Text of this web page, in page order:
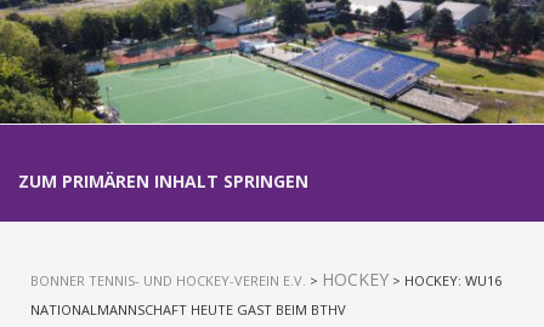
1 2 3
ZUM PRIMÄREN INHALT SPRINGEN
BONNER TENNIS- UND HOCKEY-VEREIN E.V. > HOCKEY > HOCKEY: WU16
NATIONALMANNSCHAFT HEUTE GAST BEIM BTHV